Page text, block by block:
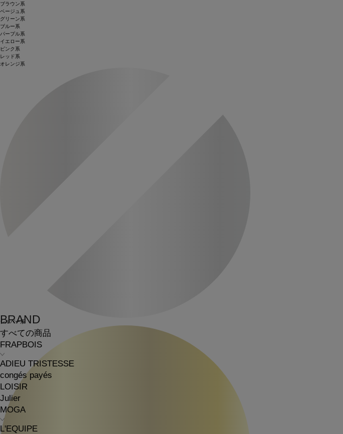
BRAND
すべての商品
FRAPBOIS
ADIEU TRISTESSE
congés payés
LOISIR
Julier
MOGA
L'EQUIPE
ブラウン系
ベージュ系
グリーン系
ブルー系
パープル系
イエロー系
ピンク系
レッド系
オレンジ系
シルバー系